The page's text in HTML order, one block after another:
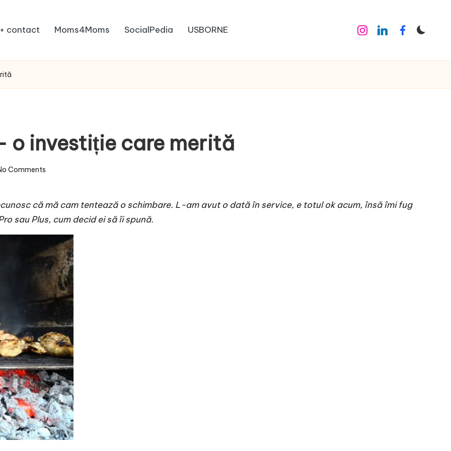
contact Moms4Moms SocialPedia USBORNE Instagram
LinkedinFacebook
o investiție care merită
Comments
că mă cam tentează o schimbare. L-am avut o dată în service, e totul ok acum, însă îmi fug
sau Plus, cum decid ei să îi spună.